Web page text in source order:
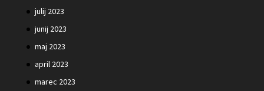
julij 2023
junij 2023
maj 2023
april 2023
marec 2023